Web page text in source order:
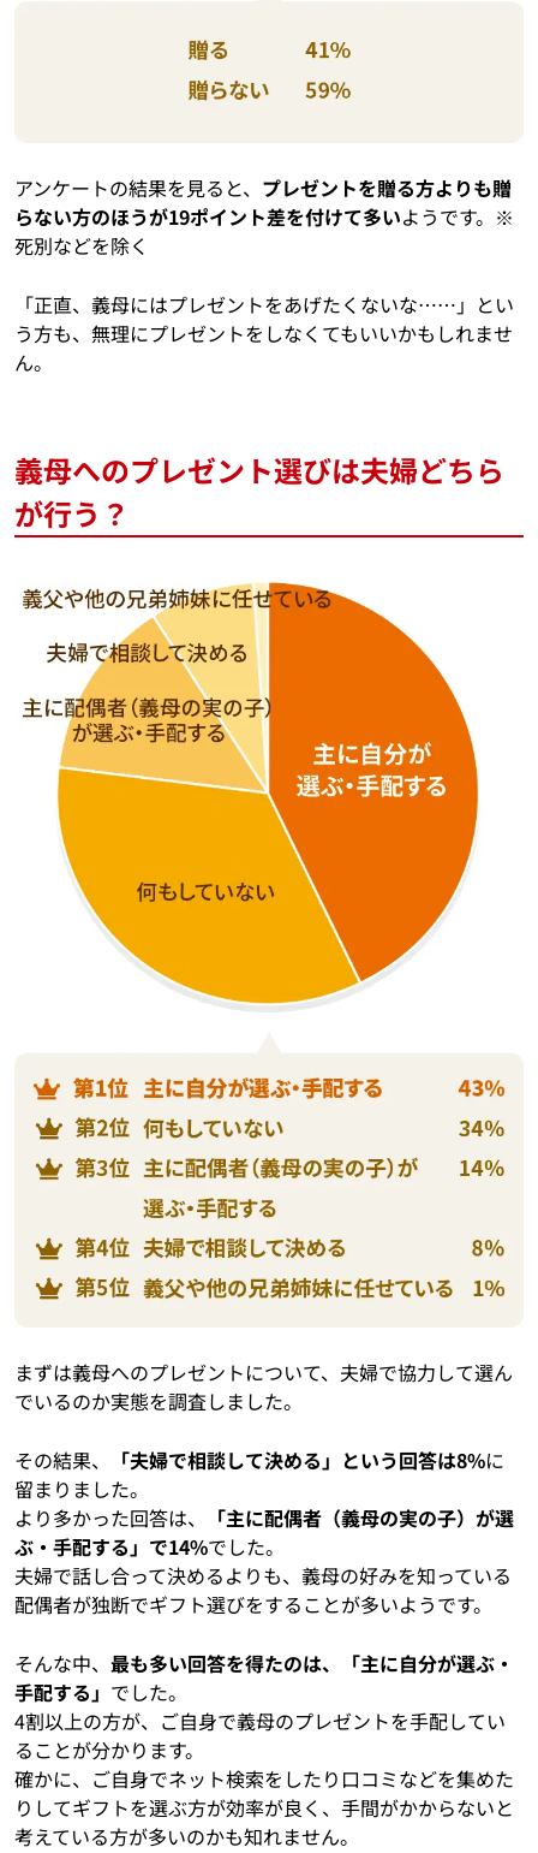
アンケートの結果を見ると、 プレゼントを贈る方よりも贈
らない方のほうが19ポイント差を付けて多いようです。※
死別などを除く
「正直、義母にはプレゼントをあげたくないな……」とい
う方も、無理にプレゼントをしなくてもいいかもしれませ
ん。
義母へのプレゼント選びは夫婦どちら
が行う？
まずは義母へのプレゼントについて、夫婦で協力して選ん
でいるのか実態を調査しました。
その結果、 「夫婦で相談して決める」という回答は8%に
留まりました。
より多かった回答は、
「主に配偶者（義母の実の子）が選
ぶ・手配する」で14%でした。
夫婦で話し合って決めるよりも、義母の好みを知っている
配偶者が独断でギフト選びをすることが多いようです。
そんな中、最も多い回答を得たのは、「主に自分が選ぶ・
手配する」 でした。
4割以上の方が、ご自身で義母のプレゼントを手配してい
ることが分かります。
確かに、ご自身でネット検索をしたり口コミなどを集めた
りしてギフトを選ぶ方が効率が良く、手間がかからないと
考えている方が多いのかも知れません。